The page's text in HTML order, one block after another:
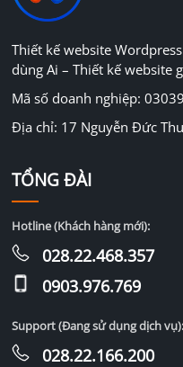
Thiết kế website
dùng Ai – Thiết kế website
Mã số doanh nghiệp:
Địa chỉ: 17 Nguyễn Đức
TỔNG ĐÀI
Hotline (Khách hàng mới):
028.22.468.357
0903.976.769
Support (Đang sử dụng dịch vụ):
028.22.166.200